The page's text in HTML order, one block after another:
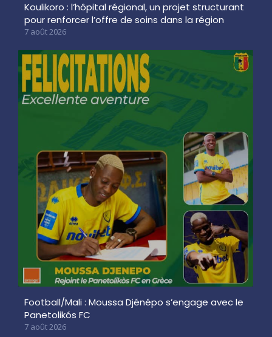
Koulikoro : l’hôpital régional, un projet structurant
pour renforcer l’offre de soins dans la région
7 août 2026
Football/Mali : Moussa Djénépo s’engage avec le
Panetolikós FC
7 août 2026